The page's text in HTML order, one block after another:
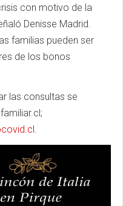
con motivo de la
Denisse Madrid.
familias pueden ser
de los bonos
las consultas se
.